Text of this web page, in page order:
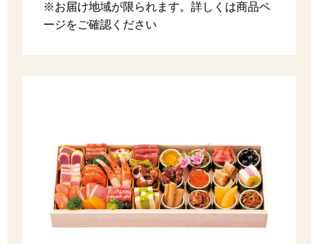
※お届け地域が限られます。詳しくは商品ペ
ージをご確認ください